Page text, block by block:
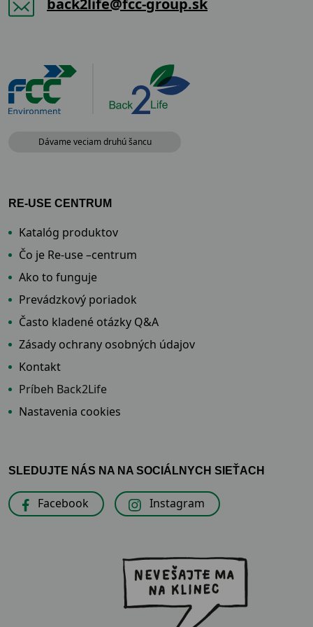
back2life@fcc-group.sk
Dávame veciam druhú šancu
RE-USE CENTRUM
Katalóg produktov
Čo je Re-use –centrum
Ako to funguje
Prevádzkový poriadok
Často kladené otázky Q&A
Zásady ochrany osobných údajov
Kontakt
Príbeh Back2Life
Nastavenia cookies
SLEDUJTE NÁS NA NA SOCIÁLNYCH SIEŤACH
Facebook Instagram